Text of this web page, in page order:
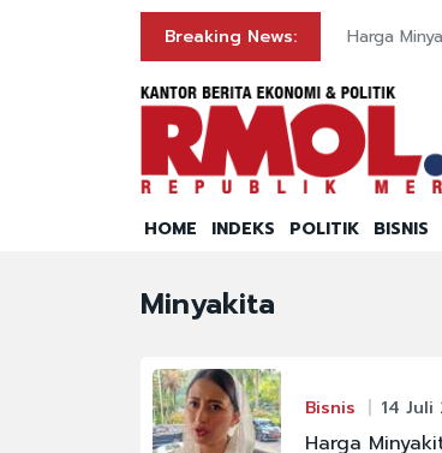
Breaking News: Harga
HOME INDEKS POLITIK BISNIS
Minyakita
Bisnis 14
Harga